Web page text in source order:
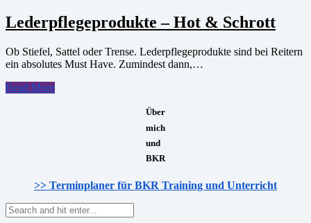
Lederpflegeprodukte – Hot & Schrott
Ob Stiefel, Sattel oder Trense. Lederpflegeprodukte sind bei Reitern
ein absolutes Must Have. Zumindest dann,…
Read More
Über
mich
und
BKR
>> Terminplaner für BKR Training und Unterricht